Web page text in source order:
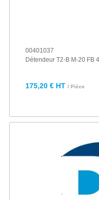
00401037
Détendeur T2-B M-20 FB
175,20 € HT / Pièce